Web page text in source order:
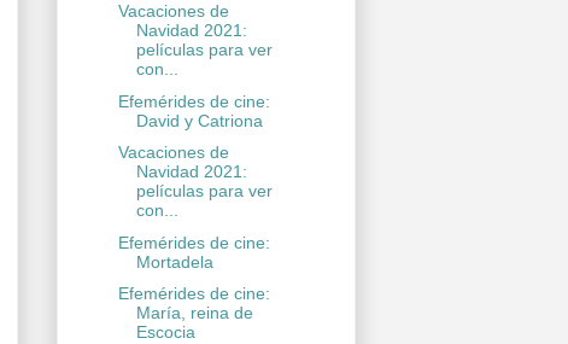
Vacaciones de
Navidad 2021:
películas para ver
con...
Efemérides de cine:
David y Catriona
Vacaciones de
Navidad 2021:
películas para ver
con...
Efemérides de cine:
Mortadela
Efemérides de cine:
María, reina de
Escocia